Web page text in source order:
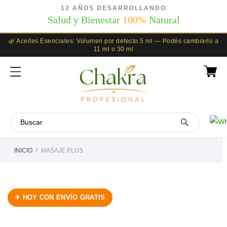
12 AÑOS DESARROLLANDO
Salud y Bienestar 100% Natural
🌿 Aceites Esenciales: Volumen por defecto 5 ml — Podés cambiarlo a
11 ml o 30 ml
INICIO MASAJE PLUS
✈ HOY CON ENVÍO GRATIS